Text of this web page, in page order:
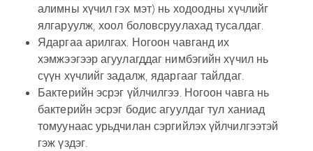
алимны хүчил гэх мэт) нь ходоодны хүчлийг
ялгаруулж, хоол боловсруулахад тусалдаг.
Ядаргаа арилгах. Ногоон чавганд их
хэмжээгээр агуулагддаг нимбэгийн хүчил нь
сүүн хүчлийг задалж, ядаргааг тайлдаг.
Бактерийн эсрэг үйлчилгээ. Ногоон чавга нь
бактерийн эсрэг бодис агуулдаг тул ханиад
томуунаас урьдчилан сэргийлэх үйлчилгээтэй
гэж үздэг.